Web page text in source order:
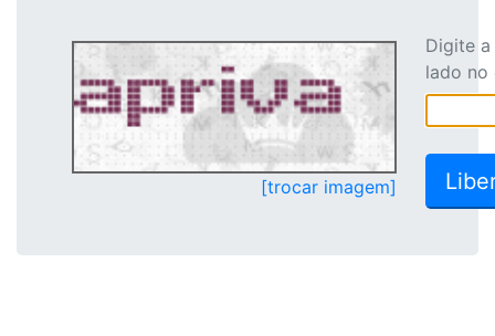
[trocar imagem]
Digite
lado no